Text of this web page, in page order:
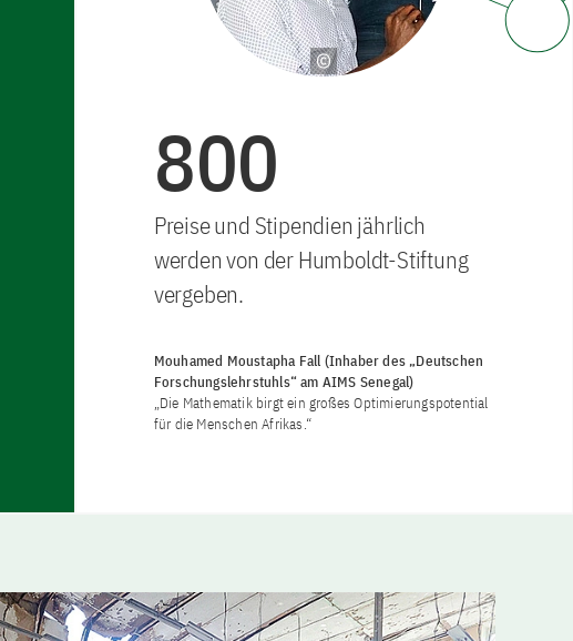
800
Preise und Stipendien jährlich
werden von der Humboldt-Stiftung
vergeben.
Mouhamed Moustapha Fall (Inhaber des „Deutschen
Forschungslehrstuhls“ am AIMS Senegal)
„Die Mathematik birgt ein großes Optimierungspotential
für die Menschen Afrikas.“